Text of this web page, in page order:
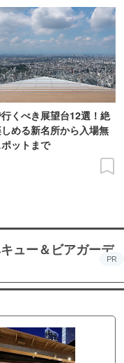
くべき展望台12選！絶
める新名所から入場無
ットまで
ュー＆ビアガーデ
PR